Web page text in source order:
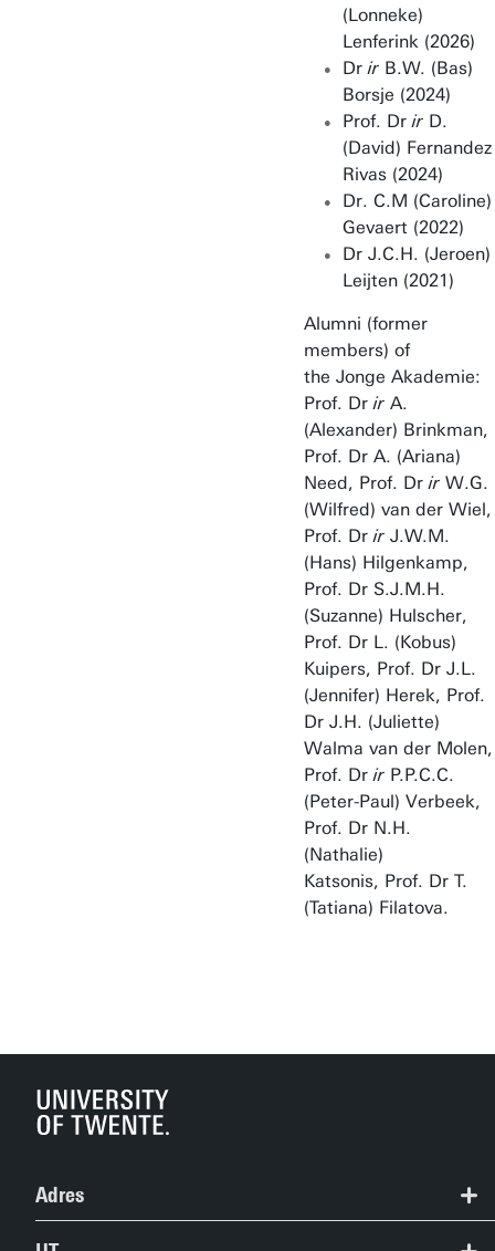
(Lonneke)
Lenferink (2026)
Drir B.W. (Bas)
Borsje (2024)
Prof. Drir D.
(David) Fernandez
Rivas (2024)
Dr. C.M (Caroline)
Gevaert (2022)
Dr J.C.H. (Jeroen)
Leijten (2021)
Alumni (former
members) of
the Jonge Akademie:
Prof. Drir A.
(Alexander) Brinkman,
Prof. Dr A. (Ariana)
Need, Prof. Drir W.G.
(Wilfred) van der Wiel,
Prof. Drir J.W.M.
(Hans) Hilgenkamp,
Prof. Dr S.J.M.H.
(Suzanne) Hulscher,
Prof. Dr L. (Kobus)
Kuipers, Prof. Dr J.L.
(Jennifer) Herek, Prof.
Dr J.H. (Juliette)
Walma van der Molen,
Prof. Drir P.P.C.C.
(Peter-Paul) Verbeek,
Prof. Dr N.H.
(Nathalie)
Katsonis, Prof. Dr T.
(Tatiana) Filatova.
Adres